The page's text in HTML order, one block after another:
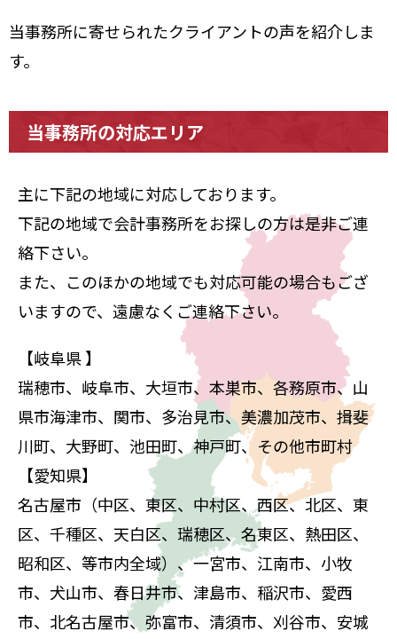
当事務所に寄せられたクライアントの声を紹介しま
す。
当事務所の対応エリア
主に下記の地域に対応しております。
下記の地域で会計事務所をお探しの方は是非ご連
絡下さい。
また、このほかの地域でも対応可能の場合もござ
いますので、遠慮なくご連絡下さい。
【岐阜県 】
瑞穂市、岐阜市、大垣市、本巣市、各務原市、山
県市海津市、関市、多治見市、美濃加茂市、揖斐
川町、大野町、池田町、神戸町、その他市町村
【愛知県】
名古屋市（中区、東区、中村区、西区、北区、東
区、千種区、天白区、瑞穂区、名東区、熱田区、
昭和区、等市内全域）、一宮市、江南市、小牧
市、犬山市、春日井市、津島市、稲沢市、愛西
市、北名古屋市、弥富市、清須市、刈谷市、安城